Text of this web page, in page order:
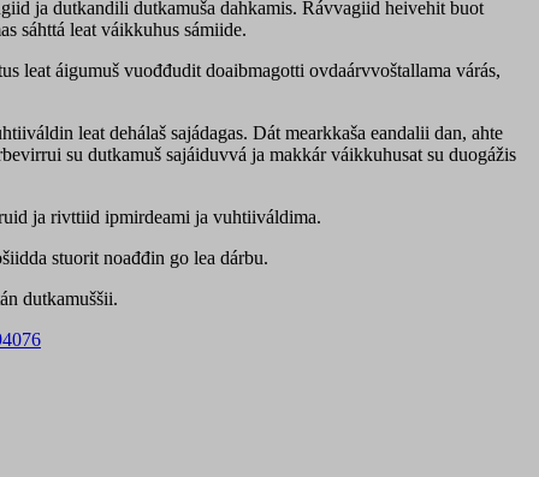
ja dutkandili dutkamuša dahkamis. Rávvagiid heivehit buot
sáhttá leat váikkuhus sámiide.
leat áigumuš vuođđudit doaibmagotti ovdaárvvoštallama várás,
leat dehálaš sajádagas. Dát mearkkaša eandalii dan, ahte
su dutkamuš sajáiduvvá ja makkár váikkuhusat su duogážis
ja rivttiid ipmirdeami ja vuhtiiváldima.
stuorit noađđin go lea dárbu.
dutkamuššii.